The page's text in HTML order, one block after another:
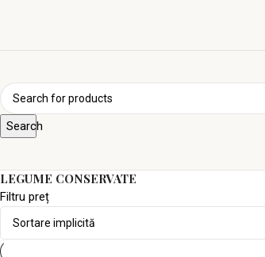
Search
LEGUME CONSERVATE
Filtru preț